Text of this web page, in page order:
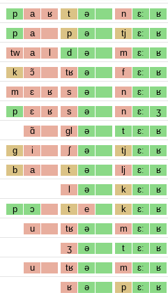
p a ʁ t ə n ɛː ʁ
p a p ə tj ɛː ʁ
tw a l d ə m ɛː ʁ
k ɔ̃ tʁ ə f ɛː ʁ
m ɛ ʁ s ə n ɛː ʁ
p ɛ ʁ s ə n ɛː ʒ
ɑ̃ gl ə t ɛː ʁ
g i ʃ ə tj ɛː ʁ
b a t ə lj ɛː ʁ
l ə k ɛː ʁ
p ɔ t e k ɛː ʁ
u tʁ ə m ɛː ʁ
ʒ ə t ɛː ʁ
u tʁ ə m ɛː ʁ
ʁ ə p ɛː ʁ